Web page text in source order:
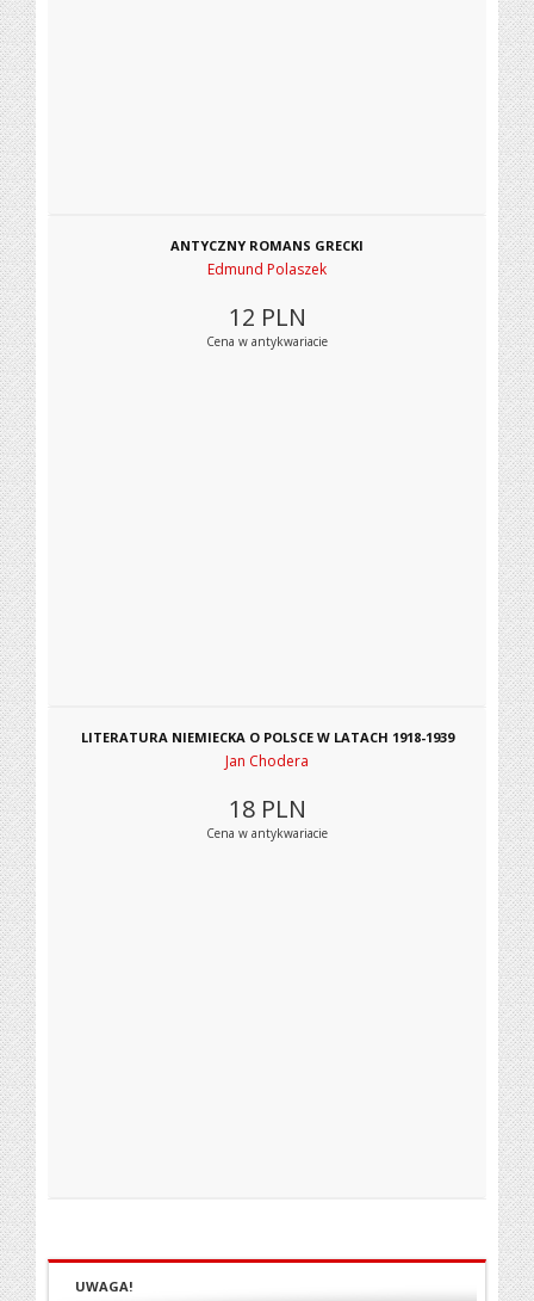
ANTYCZNY ROMANS GRECKI
Edmund Polaszek
12 PLN
Cena w antykwariacie
LITERATURA NIEMIECKA O POLSCE W LATACH 1918-1939
Jan Chodera
18 PLN
Cena w antykwariacie
UWAGA!